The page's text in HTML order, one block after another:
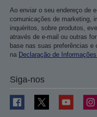
Ao enviar o seu endereço de
comunicações de marketing,
inquéritos, sobre produtos,
através de e-mail ou outras
base nas suas preferências
na Declaração de
Siga-nos